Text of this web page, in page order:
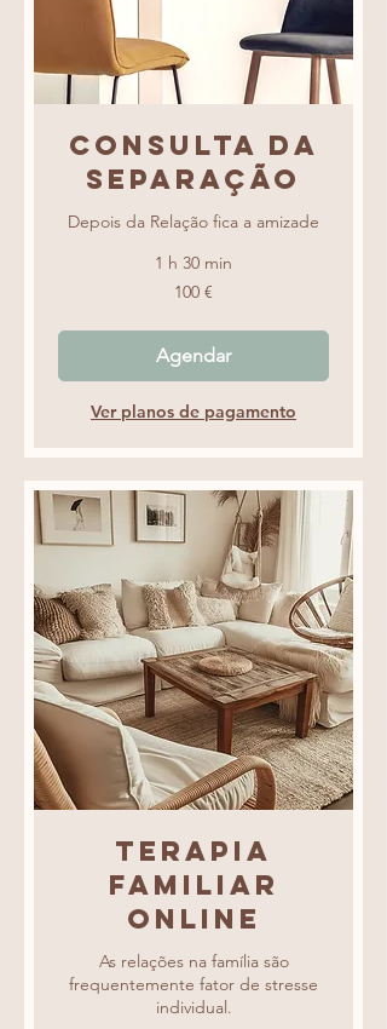
Consulta da
Separação
Depois da Relação fica a amizade
1 h 30 min
100 €
Agendar
Ver planos de pagamento
Terapia
Familiar
online
As relações na família são
frequentemente fator de stresse
individual.